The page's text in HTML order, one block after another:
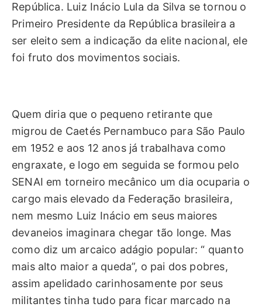
República. Luiz Inácio Lula da Silva se tornou o
Primeiro Presidente da República brasileira a
ser eleito sem a indicação da elite nacional, ele
foi fruto dos movimentos sociais.
Quem diria que o pequeno retirante que
migrou de Caetés Pernambuco para São Paulo
em 1952 e aos 12 anos já trabalhava como
engraxate, e logo em seguida se formou pelo
SENAI em torneiro mecânico um dia ocuparia o
cargo mais elevado da Federação brasileira,
nem mesmo Luiz Inácio em seus maiores
devaneios imaginara chegar tão longe. Mas
como diz um arcaico adágio popular: “ quanto
mais alto maior a queda”, o pai dos pobres,
assim apelidado carinhosamente por seus
militantes tinha tudo para ficar marcado na